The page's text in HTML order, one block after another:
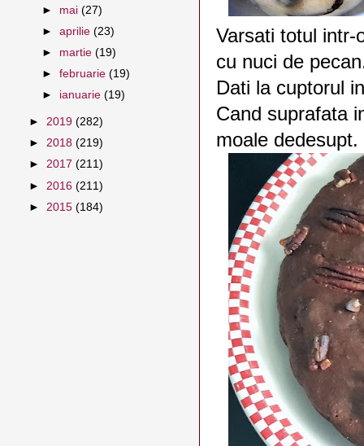
Varsati totul intr-
cu nuci de
Dati la cuptorul
Cand suprafata
moale dedesupt.
► mai(27)
►aprilie(23)
► martie(19)
►februarie(19)
► ianuarie(19)
► 2019 (282)
► 2018 (219)
► 2017 (211)
► 2016 (211)
► 2015 (184)